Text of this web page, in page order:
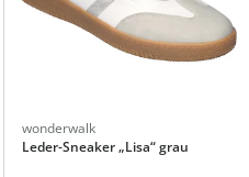
wonderwalk
Leder-Sneaker „Lisa“ grau